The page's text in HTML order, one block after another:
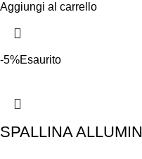
Aggiungi al carrello
-5%Esaurito
SPALLINA